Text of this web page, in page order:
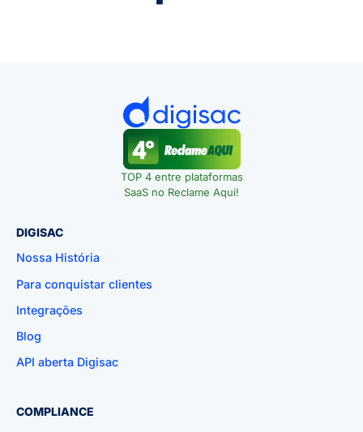
TOP 4 entre plataformas
SaaS no Reclame Aqui!
DIGISAC
Nossa História
Para conquistar clientes
Integrações
Blog
API aberta Digisac
COMPLIANCE